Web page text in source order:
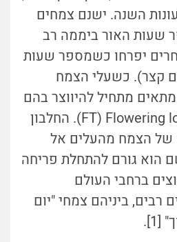
השנה. ישנם צמחים
שעות האור ביממה רב
יפרחו כשמספר שעות
קצר). כשעלי הצמח
מתחיל להיווצר בהם
חלבון הנקרא FT) Flowering locus T). החלבון
של הצמח מהעלים אל
הוא גורם להתחלת פריחה
ברחבי העולם
רבים, ביניהם צמחי "יום
[1].